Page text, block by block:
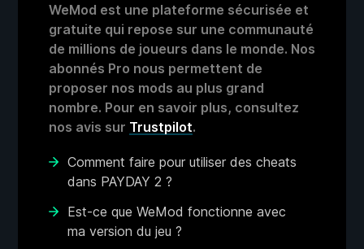
WeMod est une plateforme sécurisée et
gratuite qui repose sur une communauté
de millions de joueurs dans le monde. Nos
abonnés Pro nous permettent de
proposer nos mods au plus grand
nombre. Pour en savoir plus, consultez
nos avis sur Trustpilot.
Comment faire pour utiliser des cheats
dans PAYDAY 2 ?
Est-ce que WeMod fonctionne avec
ma version du jeu ?